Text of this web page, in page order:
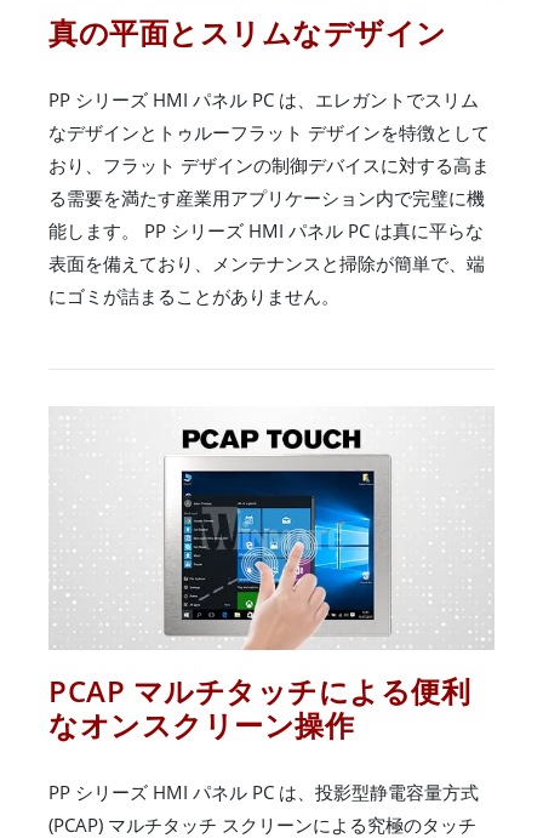
真の平面とスリムなデザイン
PP シリーズ HMI パネル PC は、エレガントでスリム
なデザインとトゥルーフラット デザインを特徴として
おり、フラット デザインの制御デバイスに対する高ま
る需要を満たす産業用アプリケーション内で完璧に機
能します。 PP シリーズ HMI パネル PC は真に平らな
表面を備えており、メンテナンスと掃除が簡単で、端
にゴミが詰まることがありません。
PCAP マルチタッチによる便利
なオンスクリーン操作
PP シリーズ HMI パネル PC は、投影型静電容量方式
(PCAP) マルチタッチ スクリーンによる究極のタッチ